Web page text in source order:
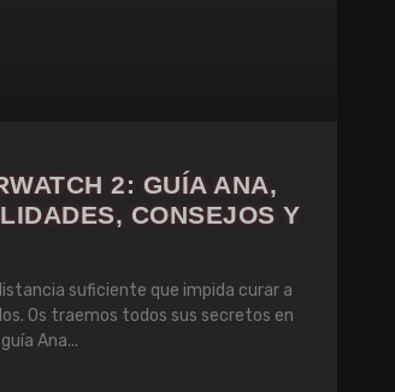
2: GUÍA ANA,
CONSEJOS Y
suficiente que impida curar a
Os traemos todos sus secretos en
Ana